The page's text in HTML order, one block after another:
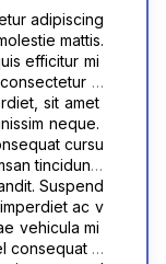
adipiscing
mattis.
efficitur mi
m
ultricies eleif
ut sceleris
Vestibul
lorem vene
feugi
ac max
platea dictum
amet feugia
sit amet
neque.
cursu
tincidunt,
sem elit quis
ipsum or
volutpat eget
consequa
Suspend
ac v
vehicula mi
consequat m